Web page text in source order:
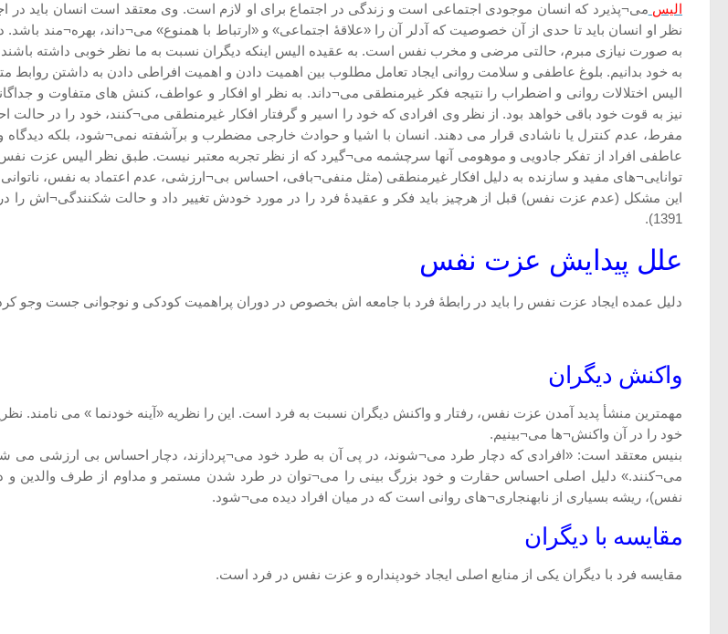
الیس می¬پذیرد که انسان موجودی اجتماعی است و زندگی در اجتماع برای او لازم است. وی معتقد است انسان باید در
نظر او انسان باید تا حدی از آن خصوصیت که آدلر آن را «علاقۀ اجتماعی» و «ارتباط با همنوع» می¬داند، بهره¬مند
به صورت نیازی مبرم، حالتی مرضی و مخرب نفس است. به عقیده الیس اینکه دیگران نسبت به ما نظر خوبی داشته
به خود بدانیم. بلوغ عاطفی و سلامت روانی ایجاد تعامل مطلوب بین اهمیت دادن و اهمیت افراطی دادن به داشتن روابط متقابل از جانب فرد است
الیس اختلالات روانی و اضطراب را نتیجه فکر غیرمنطقی می¬داند. به نظر او افکار و عواطف، کنش های متفاوت و
نیز به قوت خود باقی خواهد بود. از نظر وی افرادی که خود را اسیر و گرفتار افکار غیرمنطقی می¬کنند، خود را
مفرط، عدم کنترل یا ناشادی قرار می دهند. انسان با اشیا و حوادث خارجی مضطرب و برآشفته نمی¬شود، بلکه
عاطفی افراد از تفکر جادویی و موهومی آنها سرچشمه می¬گیرد که از نظر تجربه معتبر نیست. طبق نظر الیس عزت
توانایی¬های مفید و سازنده به دلیل افکار غیرمنطقی (مثل منفی¬بافی، احساس بی¬ارزشی، عدم اعتماد به نفس،
این مشکل (عدم عزت نفس) قبل از هرچیز باید فکر و عقیدۀ فرد را در مورد خودش تغییر داد و حالت شکنندگی¬اش را در
1391).
علل پیدایش عزت نفس
دلیل عمده ایجاد عزت نفس را باید در رابطۀ فرد با جامعه اش بخصوص در دوران پراهمیت کودکی و نوجوانی جست وجو کرد.
واکنش دیگران
مهمترین منشأ پدید آمدن عزت نفس، رفتار و واکنش دیگران نسبت به فرد است. این را نظریه «آینه خودنما » می نامند.
خود را در آن واکنش¬ها می¬بینیم.
بنیس معتقد است: «افرادی که دچار طرد می¬شوند، در پی آن به طرد خود می¬پردازند، دچار احساس بی ارزشی می
می¬کنند.» دلیل اصلی احساس حقارت و خود بزرگ بینی را می¬توان در طرد شدن مستمر و مداوم از طرف والدین و
نفس)، ریشه بسیاری از نابهنجاری¬های روانی است که در میان افراد دیده می¬شود.
مقایسه با دیگران
مقایسه فرد با دیگران یکی از منابع اصلی ایجاد خودپنداره و عزت نفس در فرد است.